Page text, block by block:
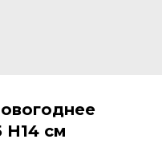
H14 см